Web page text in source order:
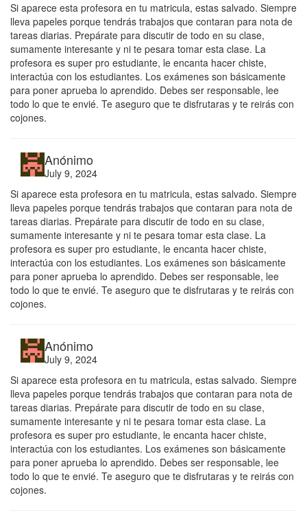
Si aparece esta profesora en tu matricula, estas salvado. Siempre
lleva papeles porque tendrás trabajos que contaran para nota de
tareas diarias. Prepárate para discutir de todo en su clase,
sumamente interesante y ni te pesara tomar esta clase. La
profesora es super pro estudiante, le encanta hacer chiste,
interactúa con los estudiantes. Los exámenes son básicamente
para poner aprueba lo aprendido. Debes ser responsable, lee
todo lo que te envié. Te aseguro que te disfrutaras y te reirás con
cojones.
Anónimo
July 9, 2024
Si aparece esta profesora en tu matricula, estas salvado. Siempre
lleva papeles porque tendrás trabajos que contaran para nota de
tareas diarias. Prepárate para discutir de todo en su clase,
sumamente interesante y ni te pesara tomar esta clase. La
profesora es super pro estudiante, le encanta hacer chiste,
interactúa con los estudiantes. Los exámenes son básicamente
para poner aprueba lo aprendido. Debes ser responsable, lee
todo lo que te envié. Te aseguro que te disfrutaras y te reirás con
cojones.
Anónimo
July 9, 2024
Si aparece esta profesora en tu matricula, estas salvado. Siempre
lleva papeles porque tendrás trabajos que contaran para nota de
tareas diarias. Prepárate para discutir de todo en su clase,
sumamente interesante y ni te pesara tomar esta clase. La
profesora es super pro estudiante, le encanta hacer chiste,
interactúa con los estudiantes. Los exámenes son básicamente
para poner aprueba lo aprendido. Debes ser responsable, lee
todo lo que te envié. Te aseguro que te disfrutaras y te reirás con
cojones.